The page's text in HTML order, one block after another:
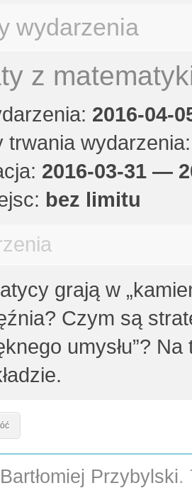
wydarzenia
z
2016-04-
trwania
2016-03-31 —
bez limitu
grają w
Czym są
umysłu”?
Bartłomiej Przybylski.